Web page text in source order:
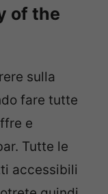
of the
sulla
fare tutte
e
Tutte le
accessibili